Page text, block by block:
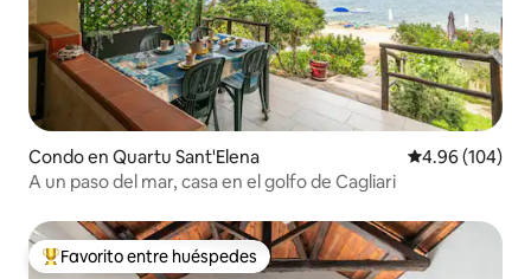
Condo en Quartu Sant'Elena Calificación
4.96 (104)
A un paso del mar, casa en el golfo de Cagliari
Favorito entre huéspedes preferido
Favorito entre huéspedes